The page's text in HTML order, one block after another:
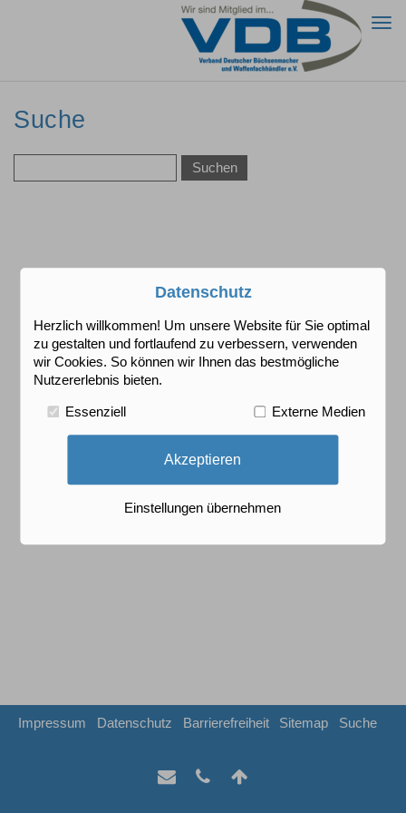
Suche
Impressum Datenschutz Barrierefreiheit Sitemap Suche
Per
Mail
tel:+49
5045
Datenschutz
Herzlich willkommen! Um unsere Website für Sie optimal
zu gestalten und fortlaufend zu verbessern, verwenden
wir Cookies. So können wir Ihnen das bestmögliche
Nutzererlebnis bieten.
Essenziell Externe Medien
Akzeptieren
Einstellungen übernehmen